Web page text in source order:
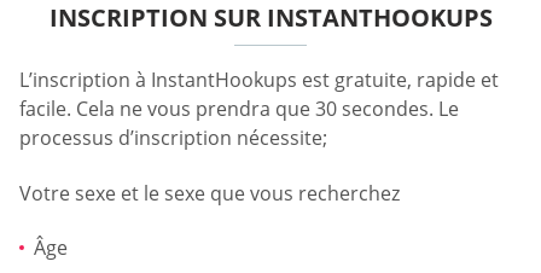
INSCRIPTION SUR INSTANTHOOKUPS
L’inscription à InstantHookups est gratuite, rapide et
facile. Cela ne vous prendra que 30 secondes. Le
processus d’inscription nécessite;
Votre sexe et le sexe que vous recherchez
Âge